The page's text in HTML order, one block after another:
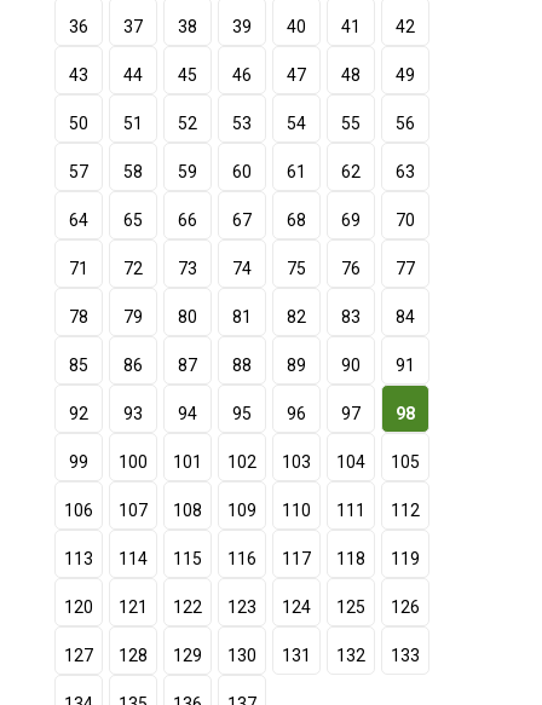
36 37 38 39 40 41 42
43 44 45 46 47 48 49
50 51 52 53 54 55 56
57 58 59 60 61 62 63
64 65 66 67 68 69 70
71 72 73 74 75 76 77
78 79 80 81 82 83 84
85 86 87 88 89 90 91
92 93 94 95 96 97 98
99 100 101 102 103 104 105
106 107 108 109 110 111 112
113 114 115 116 117 118 119
120 121 122 123 124 125 126
127 128 129 130 131 132 133